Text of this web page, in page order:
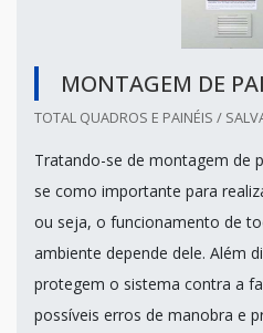
MONTAGEM DE
TOTAL QUADROS E PAINÉIS /
Tratando-se de montagem de
se como importante para
ou seja, o funcionamento de
ambiente depende dele. Além
protegem o sistema contra a
possíveis erros de manobra e